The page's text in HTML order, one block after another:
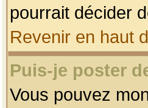
pourrait décider
Revenir en haut
Puis-je poster
Vous pouvez